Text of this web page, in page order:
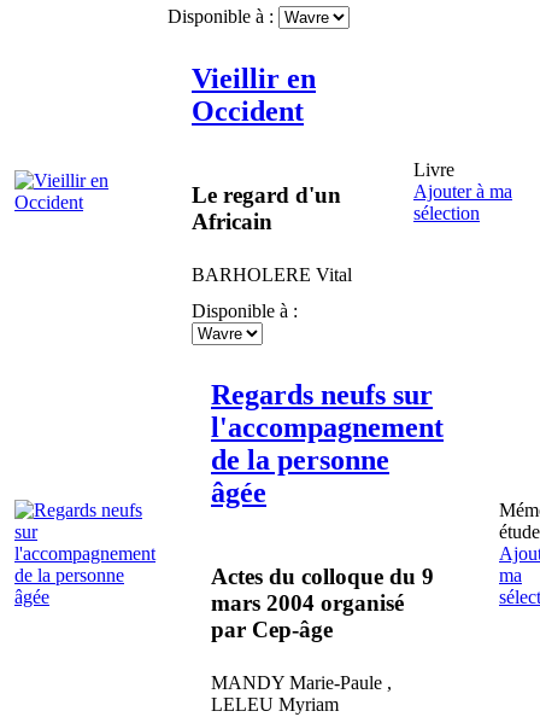
Disponible à :
Vieillir en
Occident
Livre
Ajouter à ma
sélection
Le regard d'un
Africain
BARHOLERE Vital
Disponible à :
Regards neufs sur
l'accompagnement
de la personne
âgée
ma
Actes du colloque du 9
mars 2004 organisé
par Cep-âge
MANDY Marie-Paule ,
LELEU Myriam